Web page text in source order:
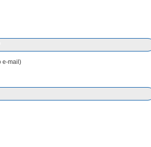
e-mail)